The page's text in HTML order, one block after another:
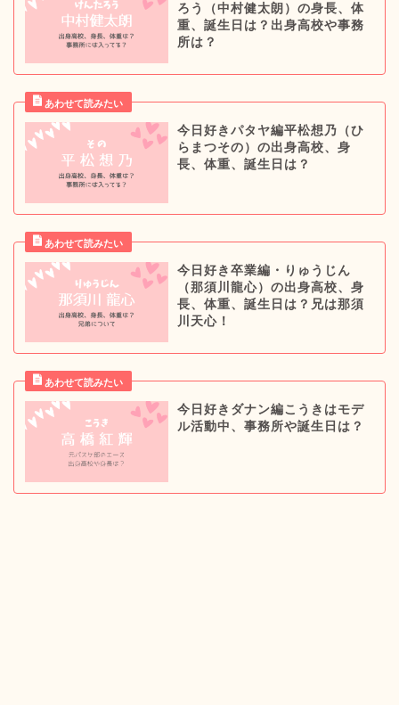
ろう（中村健太朗）の身長、体
重、誕生日は？出身高校や事務
所は？
今日好きパタヤ編平松想乃（ひ
らまつその）の出身高校、身
長、体重、誕生日は？
今日好き卒業編・りゅうじん
（那須川龍心）の出身高校、身
長、体重、誕生日は？兄は那須
川天心！
今日好きダナン編こうきはモデ
ル活動中、事務所や誕生日は？